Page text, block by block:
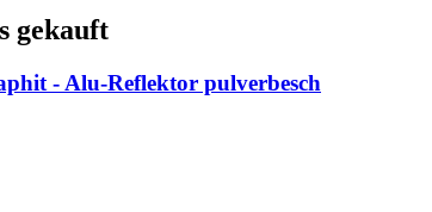
gekauft
- Alu-Reflektor pulverbesch